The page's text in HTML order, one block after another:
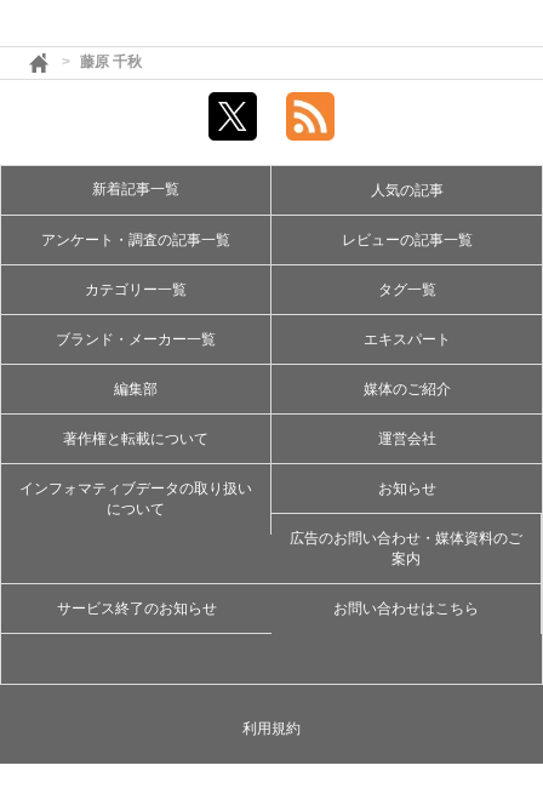
藤原 千秋
新着記事一覧 人気の記事
アンケート・調査の記事一覧 レビューの記事一覧
カテゴリー一覧 タグ一覧
ブランド・メーカー一覧 エキスパート
編集部 媒体のご紹介
著作権と転載について 運営会社
インフォマティブデータの取り扱い
について
お知らせ
広告のお問い合わせ・媒体資料のご
案内
サービス終了のお知らせ お問い合わせはこちら
利用規約